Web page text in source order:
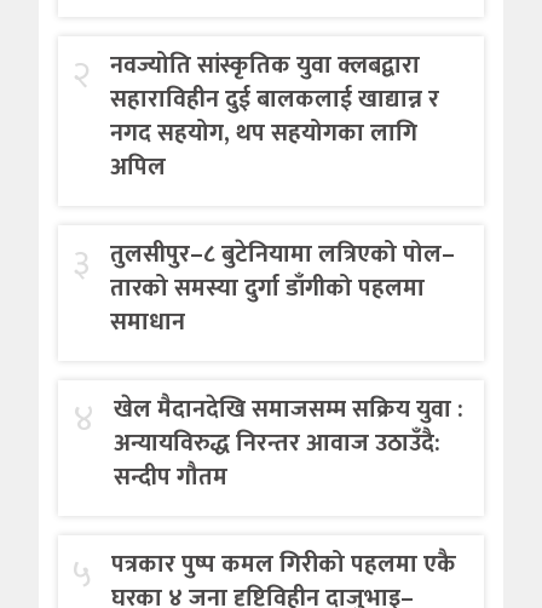
२ नवज्योति सांस्कृतिक युवा क्लबद्वारा
सहाराविहीन दुई बालकलाई खाद्यान्न र
नगद सहयोग, थप सहयोगका लागि
अपिल
३ तुलसीपुर–८ बुटेनियामा लत्रिएको पोल–
तारको समस्या दुर्गा डाँगीको पहलमा
समाधान
४ खेल मैदानदेखि समाजसम्म सक्रिय युवा :
अन्यायविरुद्ध निरन्तर आवाज उठाउँदै:
सन्दीप गौतम
५ पत्रकार पुष्प कमल गिरीको पहलमा एकै
घरका ४ जना दृष्टिविहीन दाजुभाइ–